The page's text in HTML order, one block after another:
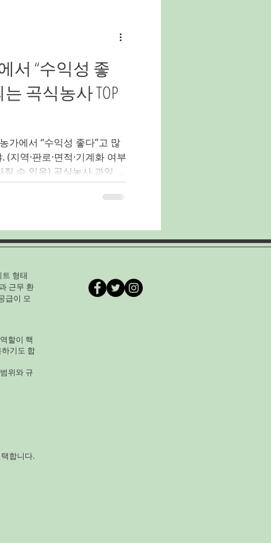
홍대유흥업소알바
서 “수익성 좋
곡식농사 TOP
가에서 “수익성 좋다”고 많
지역·판로·면적·기계화 여부
수 있음) 곡식농사 과일 채
곡식 TOP 10 1. 🌽곡식농사
움 + 회전 빠름 직거래·간식
화 가능 👉 안정형 장기 수익
모 농가 핵심 4. 🌾 곡식농
가공(국수, 차) 수익 좋음 짧
물 5. 🌾 곡식농사 수수 잡곡
형태
근무 환
급이 모
할이 핵
기도 합
위와 규
합니다.